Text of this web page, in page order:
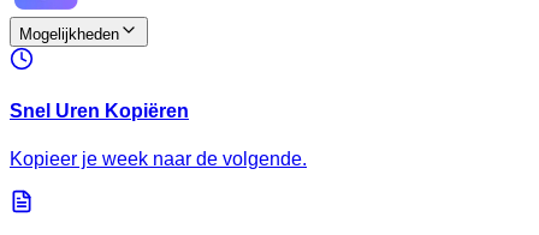
Mogelijkheden
Snel Uren Kopiëren
Kopieer je week naar de volgende.